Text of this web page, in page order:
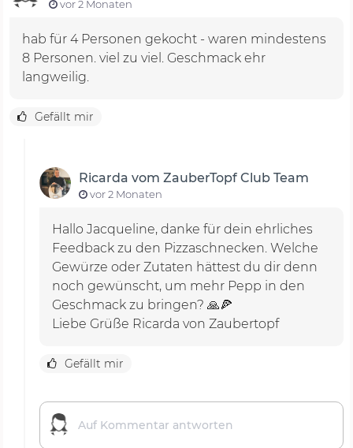
vor 2 Monaten
hab für 4 Personen gekocht - waren mindestens
8 Personen. viel zu viel. Geschmack ehr
langweilig.
Gefällt mir
Ricarda vom ZauberTopf Club Team
vor 2 Monaten
Hallo Jacqueline, danke für dein ehrliches
Feedback zu den Pizzaschnecken. Welche
Gewürze oder Zutaten hättest du dir denn
noch gewünscht, um mehr Pepp in den
Geschmack zu bringen? 🙏🍕
Liebe Grüße Ricarda von Zaubertopf
Gefällt mir